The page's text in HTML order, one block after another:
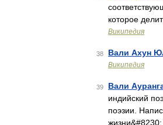
которое
Википедия
38 Вали Ахун
Википедия
39 Вали
индийский
поэзии.
жизни&#8230;